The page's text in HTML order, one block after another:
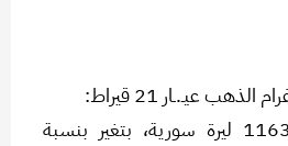
عيـ.ـار 21 قيراط:
في مدينة دمشق: 116300 ليرة سورية، بتغير بنسبة